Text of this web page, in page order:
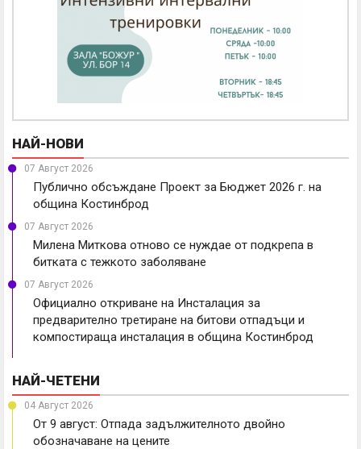
НАЙ-НОВИ
07 Август 2026
Публично обсъждане Проект за Бюджет 2026 г. на
община Костинброд
07 Август 2026
Милена Миткова отново се нуждае от подкрепа в
битката с тежкото заболяване
07 Август 2026
Официално откриване на Инсталация за
предварително третиране на битови отпадъци и
компостираща инсталация в община Костинброд
НАЙ-ЧЕТЕНИ
04 Август 2026
От 9 август: Отпада задължителното двойно
обозначаване на цените